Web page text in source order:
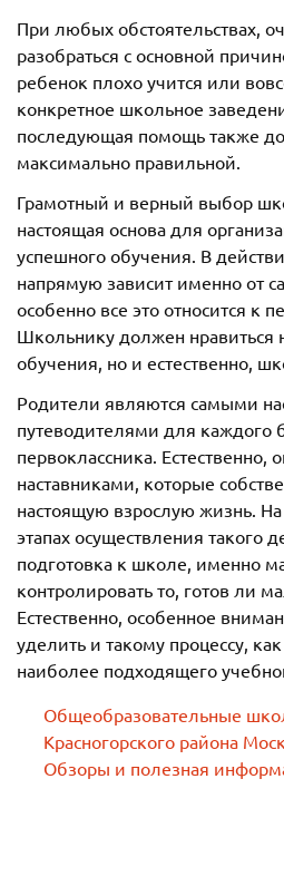
При любых обстоятельствах,
разобраться с основной
ребенок плохо учится или
конкретное школьное
последующая помощь также
максимально правильной.
Грамотный и верный выбор
настоящая основа для
успешного обучения. В
напрямую зависит именно от
особенно все это относится к
Школьнику должен нравиться
обучения, но и естественно,
Родители являются самыми
путеводителями для каждого
первоклассника. Естественно,
наставниками, которые
настоящую взрослую жизнь.
этапах осуществления такого
подготовка к школе, именно
контролировать то, готов ли
Естественно, особенное
уделить и такому процессу,
наиболее подходящего
Общеобразовательные
Красногорского района
Обзоры и полезная